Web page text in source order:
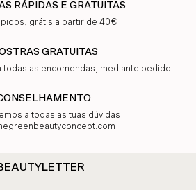
RÁPIDAS E GRATUITAS
grátis a partir de 40€
GRATUITAS
todas as encomendas, mediante pedido.
a todas as tuas dúvidas